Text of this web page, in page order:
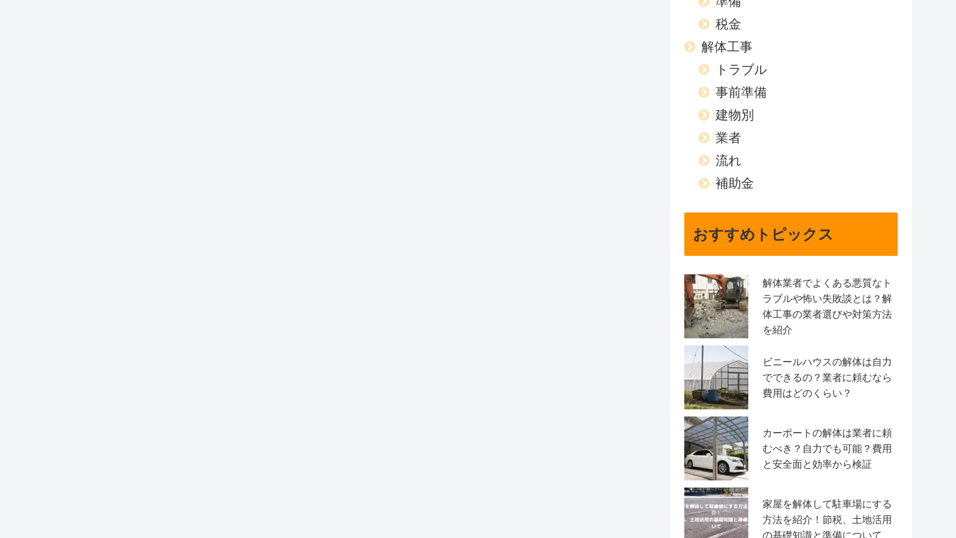
税金
解体工事
トラブル
事前準備
建物別
業者
流れ
補助金
おすすめトピックス
解体業者でよくある悪質なト
ラブルや怖い失敗談とは？解
体工事の業者選びや対策方法
を紹介
ビニールハウスの解体は自力
でできるの？業者に頼むなら
費用はどのくらい？
カーポートの解体は業者に頼
むべき？自力でも可能？費用
と安全面と効率から検証
家屋を解体して駐車場にする
方法を紹介！節税、土地活用
の基礎知識と準備について